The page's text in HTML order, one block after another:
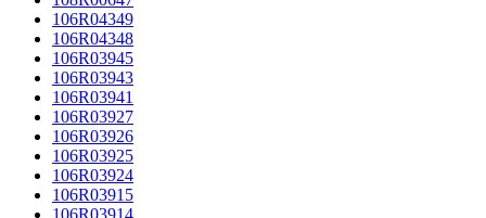
106R04349
106R04348
106R03945
106R03943
106R03941
106R03927
106R03926
106R03925
106R03924
106R03915